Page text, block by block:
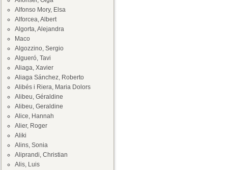
Alfonso Mory, Elsa
Alforcea, Albert
Algorta, Alejandra
Maco
Algozzino, Sergio
Algueró, Tavi
Aliaga, Xavier
Aliaga Sánchez, Roberto
Alibés i Riera, Maria Dolors
Alibeu, Géraldine
Alibeu, Geraldine
Alice, Hannah
Alier, Roger
Aliki
Alins, Sonia
Aliprandi, Christian
Alis, Luis